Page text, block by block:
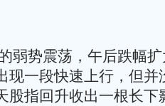
震荡，午后跌幅扩
现一段快速上行，但并
股指回升收出一根长下